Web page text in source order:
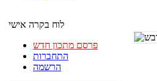
לוח בקרה אישי
פרסם מתכון חדש
התחברות
הרשמה